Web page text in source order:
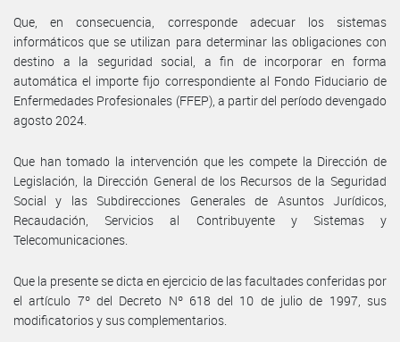
Que, en consecuencia, corresponde adecuar los sistemas
informáticos que se utilizan para determinar las obligaciones con
destino a la seguridad social, a fin de incorporar en forma
automática el importe fijo correspondiente al Fondo Fiduciario de
Enfermedades Profesionales (FFEP), a partir del período devengado
agosto 2024.
Que han tomado la intervención que les compete la Dirección de
Legislación, la Dirección General de los Recursos de la Seguridad
Social y las Subdirecciones Generales de Asuntos Jurídicos,
Recaudación, Servicios al Contribuyente y Sistemas y
Telecomunicaciones.
Que la presente se dicta en ejercicio de las facultades conferidas por
el artículo 7º del Decreto Nº 618 del 10 de julio de 1997, sus
modificatorios y sus complementarios.